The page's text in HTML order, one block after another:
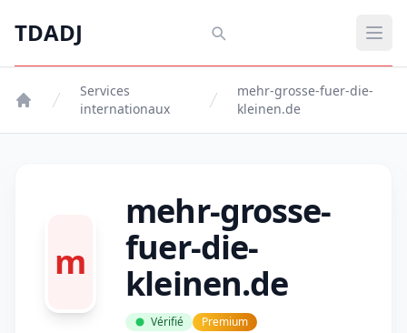
TDADJ
TDADJ
Services
internationaux
mehr-grosse-fuer-die-
kleinen.de
m
mehr-grosse-
fuer-die-
kleinen.de
Vérifié Premium